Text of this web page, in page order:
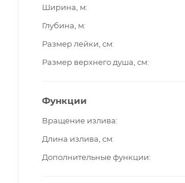
Ширина, м
Глубина, м
Размер лейки, см
Размер верхнего душа, см
Функции
Вращение излива
Длина излива, см
Дополнительные функции